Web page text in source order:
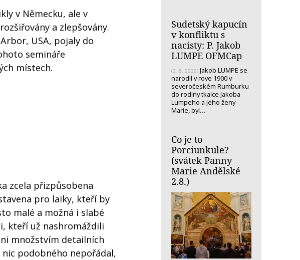
v Německu, ale v
a zlepšovány.
USA, pojaly do
semináře
místech.
zcela přizpůsobena
pro laiky, kteří by
malé a možná i slabé
kteří už nashromáždili
množstvím detailních
podobného nepořádal,
Sudetský kapucín
v konfliktu s
nacisty: P. Jakob
LUMPE OFMCap
(2. 8. 2026) Jakob LUMPE se
narodil v rove 1900 v
severočeském Rumburku
do rodiny tkalce Jakoba
Lumpeho a jeho ženy
Marie, byl…
Co je to
Porciunkule?
(svátek Panny
Marie Andělské
2.8.)